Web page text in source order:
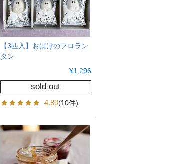
【3匹入】おばけのフロラン
タン
¥1,296
sold out
4.80(10件)